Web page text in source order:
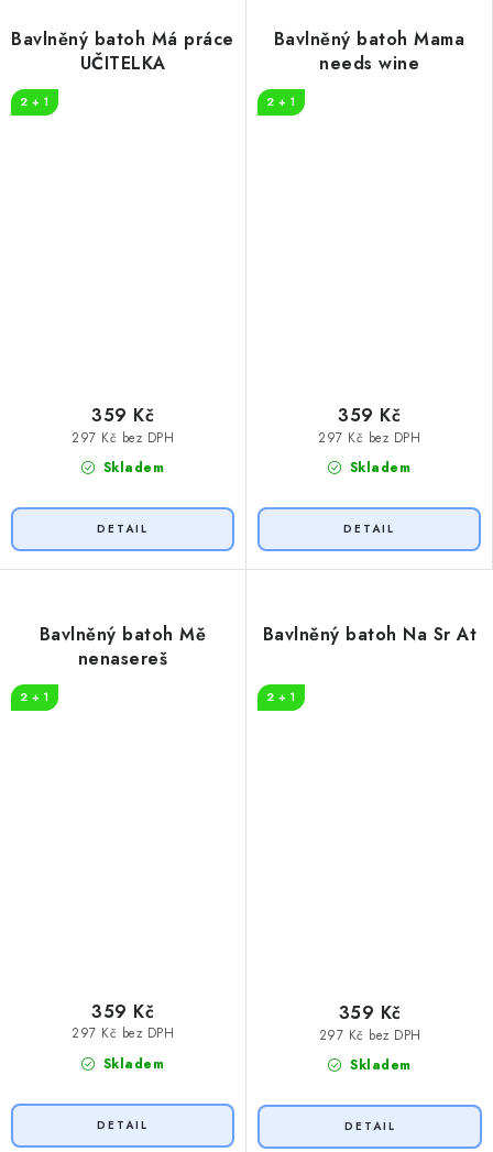
Bavlněný batoh Má práce
UČITELKA
2 + 1
Skladem
297 Kč bez DPH
359 Kč
Bavlněný batoh Mama
needs wine
2 + 1
Skladem
297 Kč bez DPH
359 Kč
Bavlněný batoh Mě
nenasereš
2 + 1
Skladem
297 Kč bez DPH
359 Kč
Bavlněný batoh Na Sr At
2 + 1
Skladem
297 Kč bez DPH
359 Kč